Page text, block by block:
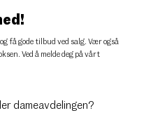
få gode tilbud ved salg. Vær også
Ved å melde deg på vårt
dameavdelingen?